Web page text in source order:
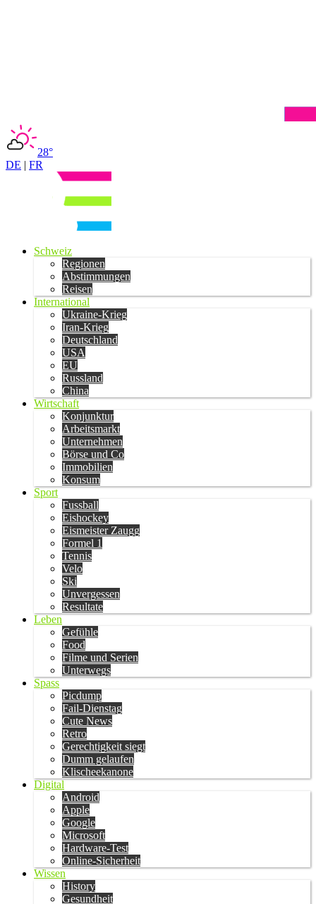
28°
DE | FR
Schweiz
Regionen
Abstimmungen
Reisen
International
Ukraine-Krieg
Iran-Krieg
Deutschland
USA
EU
Russland
China
Wirtschaft
Konjunktur
Arbeitsmarkt
Unternehmen
Börse und Co
Immobilien
Konsum
Sport
Fussball
Eishockey
Eismeister Zaugg
Formel 1
Tennis
Velo
Ski
Unvergessen
Resultate
Leben
Gefühle
Food
Filme und Serien
Unterwegs
Spass
Picdump
Fail-Dienstag
Cute News
Retro
Gerechtigkeit siegt
Dumm gelaufen
Klischeekanone
Digital
Android
Apple
Google
Microsoft
Hardware-Test
Online-Sicherheit
Wissen
History
Gesundheit